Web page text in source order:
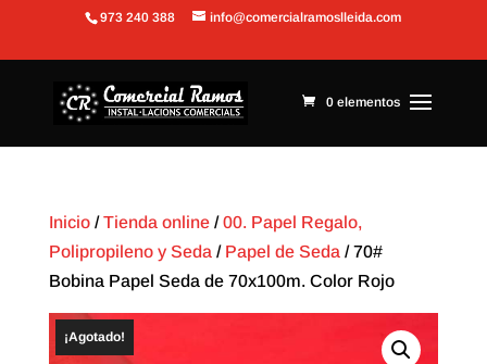
Abrir barra de herramientas
973 240 388 info@comercialramoslleida.com
0 elementos
Inicio/Tienda online/00. Papel Regalo,
Polipropileno y Seda / Papel de Seda / 70#
Bobina Papel Seda de 70x100m. Color Rojo
¡Agotado!